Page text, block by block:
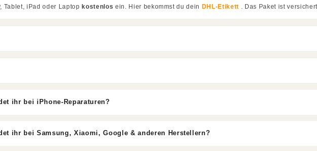
Tablet, iPad oder Laptop kostenlos ein. Hier bekommst du dein DHL-Etikett . Das Paket ist
ihr bei iPhone-Reparaturen?
ihr bei Samsung, Xiaomi, Google & anderen Herstellern?